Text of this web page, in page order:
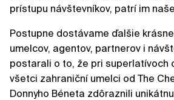
prístupu návštevníkov, patrí im
Postupne dostávame ďalšie
umelcov, agentov, partnerov i
postarali o to, že pri superlatívoch
všetci zahraniční umelci od The
Donnyho Béneta zdôraznili